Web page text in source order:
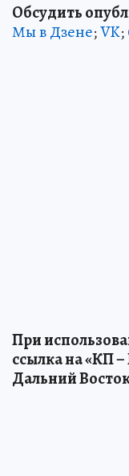
Обсудить
Мы в Дзене;VK;
При
ссылка на «КП
Дальний